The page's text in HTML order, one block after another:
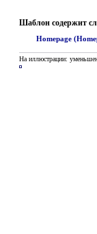
Шаблон содержит
Homepage
На иллюстрации: